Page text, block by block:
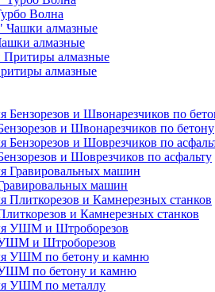
Волна
алмазные
алмазные
и Швонарезчиков по бетону
и Шоврезчиков по асфальту
машин
и Камнерезных станков
и Штроборезов
по бетону и камню